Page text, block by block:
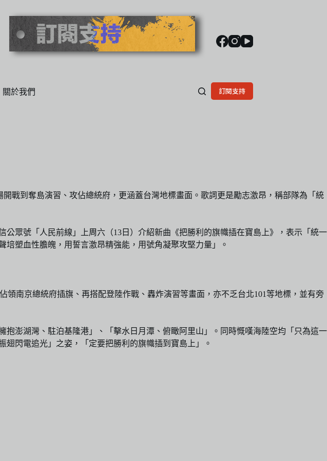
關於我們 訂閱支持
戰到奪島演習、攻佔總統府，更涵蓋台灣地標畫面。歌詞更是勵志激昂，稱部隊為「統
眾號「人民前線」上周六（13日）介紹新曲《把勝利的旗幟插在寶島上》，表示「統一
塑血性膽魄，用誓言激昂精強能，用號角凝聚攻堅力量」。
南京總統府插旗、再搭配登陸作戰、轟炸演習等畫面，亦不乏台北101等地標，並有旁
澎湖灣、駐泊基隆港」、「擊水日月潭、俯瞰阿里山」。同時慨嘆海陸空均「只為這一
閃電追光」之姿，「定要把勝利的旗幟插到寶島上」。